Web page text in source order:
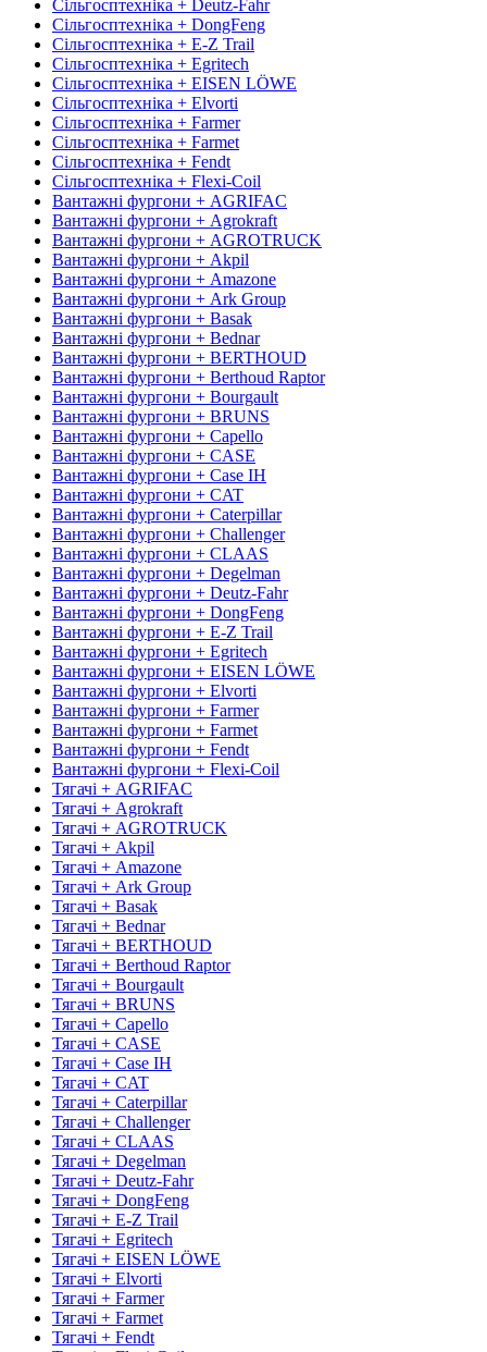
Сільгосптехніка + Deutz-Fahr
Сільгосптехніка + DongFeng
Сільгосптехніка + E-Z Trail
Сільгосптехніка + Egritech
Сільгосптехніка + EISEN LÖWE
Сільгосптехніка + Elvorti
Сільгосптехніка + Farmer
Сільгосптехніка + Farmet
Сільгосптехніка + Fendt
Сільгосптехніка + Flexi-Coil
Вантажні фургони + AGRIFAC
Вантажні фургони + Agrokraft
Вантажні фургони + AGROTRUCK
Вантажні фургони + Akpil
Вантажні фургони + Amazone
Вантажні фургони + Ark Group
Вантажні фургони + Basak
Вантажні фургони + Bednar
Вантажні фургони + BERTHOUD
Вантажні фургони + Berthoud Raptor
Вантажні фургони + Bourgault
Вантажні фургони + BRUNS
Вантажні фургони + Capello
Вантажні фургони + CASE
Вантажні фургони + Case IH
Вантажні фургони + CAT
Вантажні фургони + Caterpillar
Вантажні фургони + Challenger
Вантажні фургони + CLAAS
Вантажні фургони + Degelman
Вантажні фургони + Deutz-Fahr
Вантажні фургони + DongFeng
Вантажні фургони + E-Z Trail
Вантажні фургони + Egritech
Вантажні фургони + EISEN LÖWE
Вантажні фургони + Elvorti
Вантажні фургони + Farmer
Вантажні фургони + Farmet
Вантажні фургони + Fendt
Вантажні фургони + Flexi-Coil
Тягачі + AGRIFAC
Тягачі + Agrokraft
Тягачі + AGROTRUCK
Тягачі + Akpil
Тягачі + Amazone
Тягачі + Ark Group
Тягачі + Basak
Тягачі + Bednar
Тягачі + BERTHOUD
Тягачі + Berthoud Raptor
Тягачі + Bourgault
Тягачі + BRUNS
Тягачі + Capello
Тягачі + CASE
Тягачі + Case IH
Тягачі + CAT
Тягачі + Caterpillar
Тягачі + Challenger
Тягачі + CLAAS
Тягачі + Degelman
Тягачі + Deutz-Fahr
Тягачі + DongFeng
Тягачі + E-Z Trail
Тягачі + Egritech
Тягачі + EISEN LÖWE
Тягачі + Elvorti
Тягачі + Farmer
Тягачі + Farmet
Тягачі + Fendt